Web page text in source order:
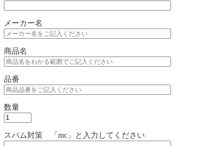
メーカー名
商品名
品番
数量
スパム対策 「mc」と入力してください